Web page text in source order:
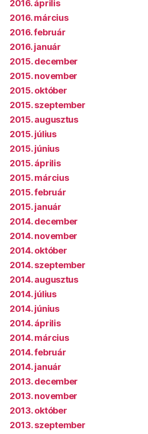
2016. április
2016. március
2016. február
2016. január
2015. december
2015. november
2015. október
2015. szeptember
2015. augusztus
2015. július
2015. június
2015. április
2015. március
2015. február
2015. január
2014. december
2014. november
2014. október
2014. szeptember
2014. augusztus
2014. július
2014. június
2014. április
2014. március
2014. február
2014. január
2013. december
2013. november
2013. október
2013. szeptember